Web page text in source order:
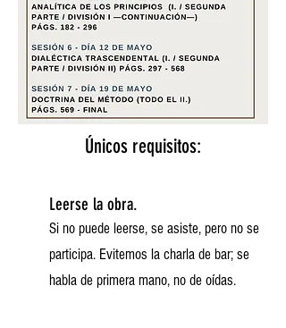
Únicos requisitos:
Leerse la obra.
Si no puede leerse, se asiste, pero no se
participa. Evitemos la charla de bar; se
habla de primera mano, no de oídas.